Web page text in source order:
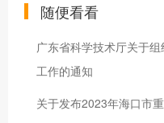
随便看看
广东省科学技术厅关于
工作的通知
关于发布2023年海口市